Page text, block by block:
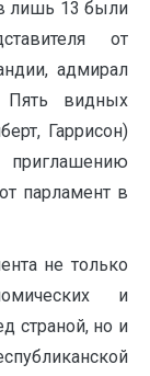
лишь 13 были
от
адмирал
Пять видных
Гаррисон)
парламент в
не только
и
страной, но и